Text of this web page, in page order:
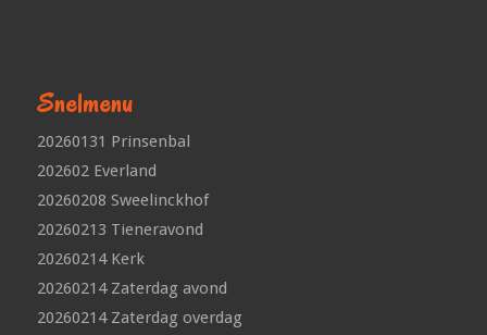
Snelmenu
20260131 Prinsenbal
202602 Everland
20260208 Sweelinckhof
20260213 Tieneravond
20260214 Kerk
20260214 Zaterdag avond
20260214 Zaterdag overdag